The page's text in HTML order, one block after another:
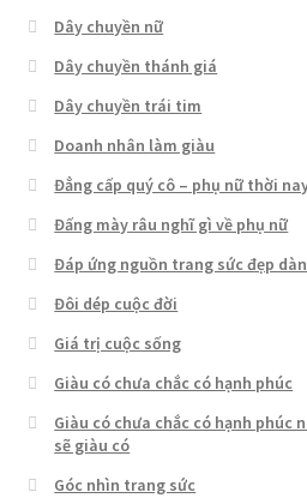
Dây chuyền nữ
Dây chuyền thánh giá
Dây chuyền trái tim
Doanh nhân làm giàu
Đẳng cấp quý cô – phụ nữ thời
Đấng mày râu nghĩ gì về phụ nữ
Đáp ứng nguồn trang sức đẹp
Đôi dép cuộc đời
Giá trị cuộc sống
Giàu có chưa chắc có hạnh phúc
Giàu có chưa chắc có hạnh phúc
sẽ giàu có
Góc nhìn trang sức